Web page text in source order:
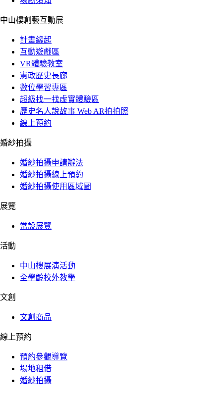
中山樓創藝互動展
計畫緣起
互動遊戲區
VR體驗教室
憲政歷史長廊
數位學習專區
超級找一找虛實體驗區
歷史名人說故事 Web AR拍拍照
線上預約
婚紗拍攝
婚紗拍攝申請辦法
婚紗拍攝線上預約
婚紗拍攝使用區域圖
展覽
常設展覽
活動
中山樓展演活動
全學齡校外教學
文創
文創商品
線上預約
預約參觀導覽
場地租借
婚紗拍攝